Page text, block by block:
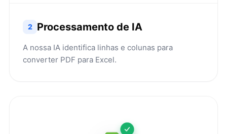
2 Processamento de IA
A nossa IA identifica linhas e colunas para
converter PDF para Excel.